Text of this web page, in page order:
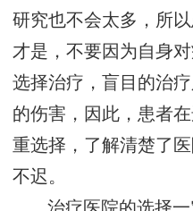
研究也不会太多，所
才是，不要因为自身
选择治疗，盲目的治
的伤害，因此，患者
重选择，了解清楚了
不迟。